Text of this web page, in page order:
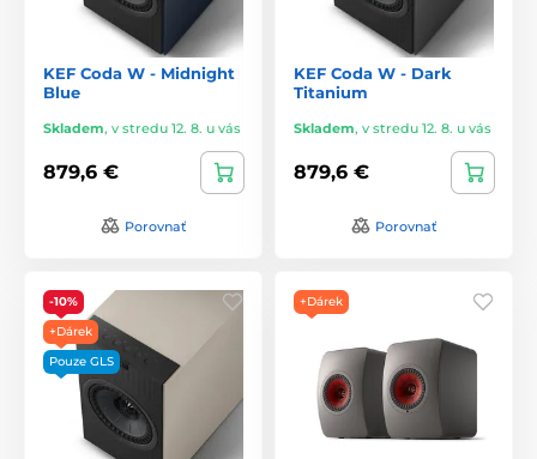
KEF Coda W - Midnight
Blue
Skladem, v stredu 12. 8. u vás
879,6 €
Porovnať
KEF Coda W - Dark
Titanium
Skladem, v stredu 12. 8. u vás
879,6 €
Porovnať
-10%
+Dárek
Pouze GLS
+Dárek